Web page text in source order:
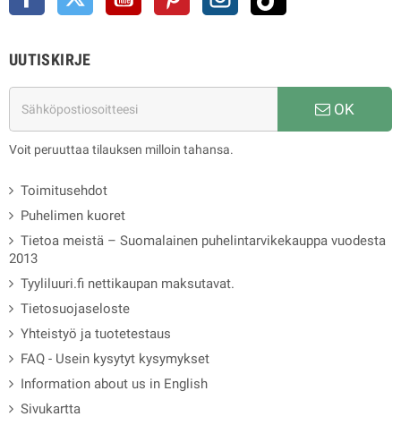
UUTISKIRJE
OK
Voit peruuttaa tilauksen milloin tahansa.
Toimitusehdot
Puhelimen kuoret
Tietoa meistä – Suomalainen puhelintarvikekauppa vuodesta
2013
Tyyliluuri.fi nettikaupan maksutavat.
Tietosuojaseloste
Yhteistyö ja tuotetestaus
FAQ - Usein kysytyt kysymykset
Information about us in English
Sivukartta